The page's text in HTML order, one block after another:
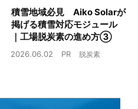
積雪地域必見 Aiko Solarが
掲げる積雪対応モジュール
｜工場脱炭素の進め方③
2026.06.02 PR 脱炭素